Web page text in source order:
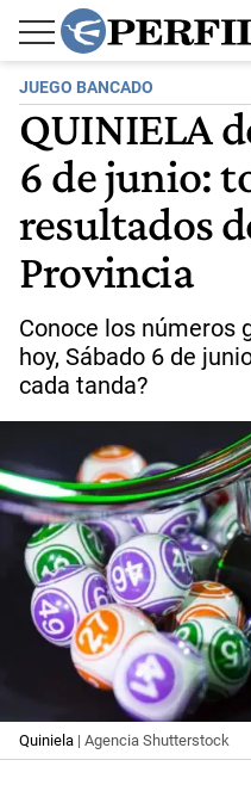
JUEGO BANCADO
QUINIELA
6 de junio:
resultados
Provincia
Conoce los números
hoy, Sábado 6 de
cada tanda?
Quiniela | Agencia Shutterstock